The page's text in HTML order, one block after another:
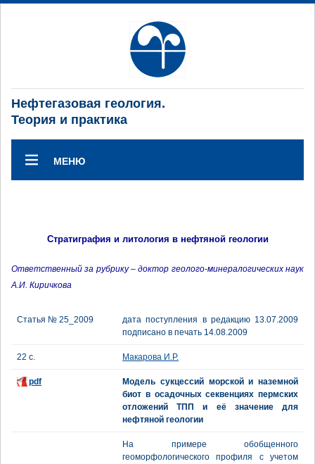
Нефтегазовая геология.
Теория и практика
МЕНЮ
Стратиграфия и литология в нефтяной геологии
Ответственный за рубрику – доктор геолого-минералогических наук
А.И. Киричкова
Статья № 25_2009
дата поступления в редакцию 13.07.2009
подписано в печать 14.08.2009
22 с. Макарова И.Р.
pdf
Модель сукцессий морской и наземной
биот в осадочных секвенциях пермских
отложений ТПП и её значение для
нефтяной геологии
На примере обобщенного
геоморфологического профиля с учетом